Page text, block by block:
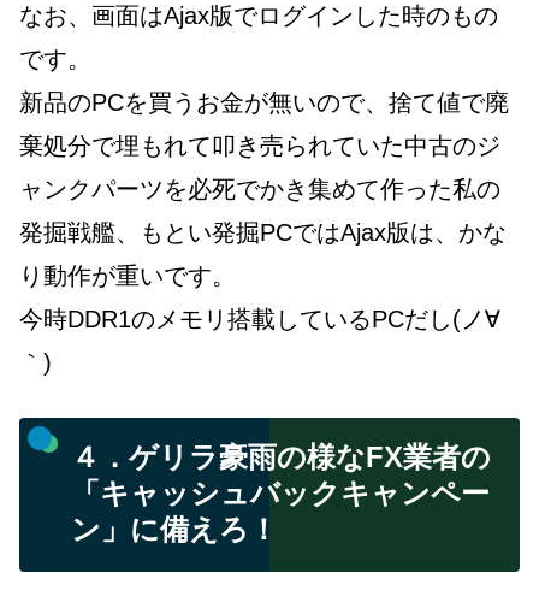
なお、画面はAjax版でログインした時のもの
です。
新品のPCを買うお金が無いので、捨て値で廃
棄処分で埋もれて叩き売られていた中古のジ
ャンクパーツを必死でかき集めて作った私の
発掘戦艦、もとい発掘PCではAjax版は、かな
り動作が重いです。
今時DDR1のメモリ搭載しているPCだし(ノ∀
｀)
４．ゲリラ豪雨の様なFX業者の
「キャッシュバックキャンペー
ン」に備えろ！